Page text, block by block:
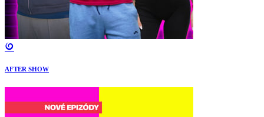
AFTER SHOW